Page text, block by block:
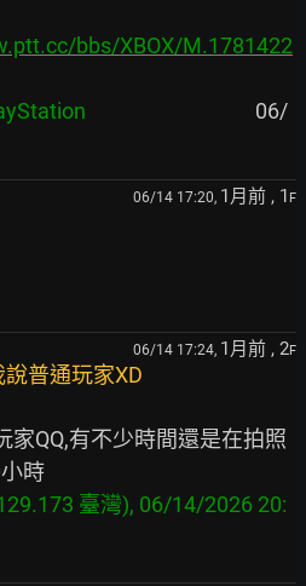
bbs/XBOX/M.1781422
                                   06/
06/14 17:20, 1月前 , 1 F
06/14 17:24, 1月前 , 2F
普通玩家XD
家QQ,有不少時間還是在拍照
臺灣), 06/14/2026 20: